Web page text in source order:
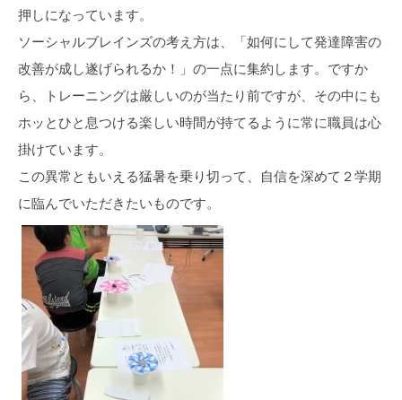
押しになっています。
ソーシャルブレインズの考え方は、「如何にして発達障害の
改善が成し遂げられるか！」の一点に集約します。ですか
ら、トレーニングは厳しいのが当たり前ですが、その中にも
ホッとひと息つける楽しい時間が持てるように常に職員は心
掛けています。
この異常ともいえる猛暑を乗り切って、自信を深めて２学期
に臨んでいただきたいものです。